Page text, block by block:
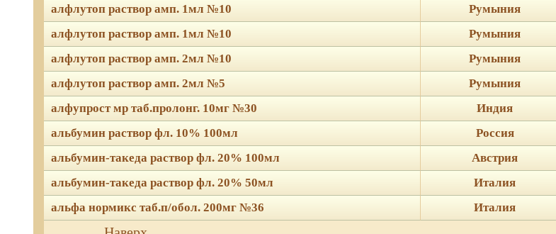
алфлутоп раствор амп. 1мл №10
Румыния
алфлутоп раствор амп. 1мл №10
Румыния
алфлутоп раствор амп. 2мл №10
Румыния
алфлутоп раствор амп. 2мл №5
Румыния
алфупрост мр таб.пролонг. 10мг №30
Индия
альбумин раствор фл. 10% 100мл
Россия
альбумин-такеда раствор фл. 20% 100мл
Австрия
альбумин-такеда раствор фл. 20% 50мл
Италия
альфа нормикс таб.п/обол. 200мг №36
Италия
Мы используем файлы Сookie для корректной работы веб-сайта.